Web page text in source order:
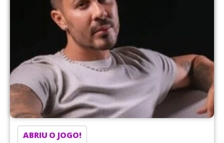
ABRIU O JOGO!